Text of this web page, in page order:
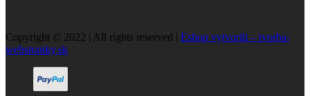
Copyright © 2022 | All rights reserved | Eshop vytvorili – tvorba-
webstranky.sk